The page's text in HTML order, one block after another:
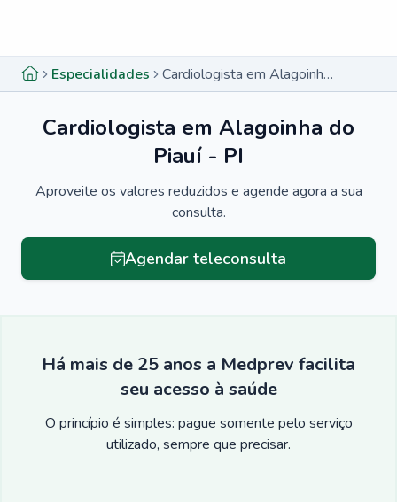
Especialidades Cardiologista em Alagoinha do Piauí - PI
Cardiologista em Alagoinha do
Piauí - PI
Aproveite os valores reduzidos e agende agora a sua
consulta.
Agendar teleconsulta
Há mais de 25 anos a Medprev facilita
seu acesso à saúde
O princípio é simples: pague somente pelo serviço
utilizado, sempre que precisar.